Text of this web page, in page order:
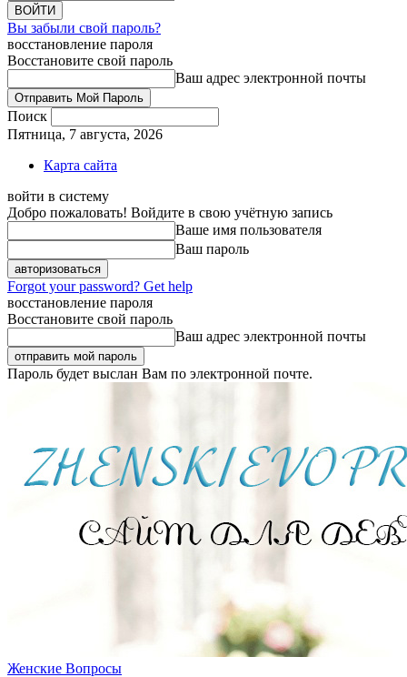
Вы забыли свой пароль?
восстановление пароля
Восстановите свой пароль
Ваш адрес электронной почты
Поиск
Пятница, 7 августа, 2026
Карта сайта
войти в систему
Добро пожаловать! Войдите в свою учётную запись
Ваше имя пользователя
Ваш пароль
Forgot your password? Get help
восстановление пароля
Восстановите свой пароль
Ваш адрес электронной почты
Пароль будет выслан Вам по электронной почте.
Женские Вопросы